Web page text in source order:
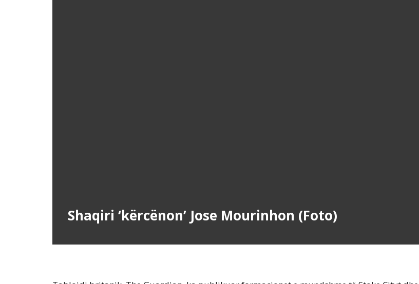
Shaqiri ‘kërcënon’ Jose Mourinhon (Foto)